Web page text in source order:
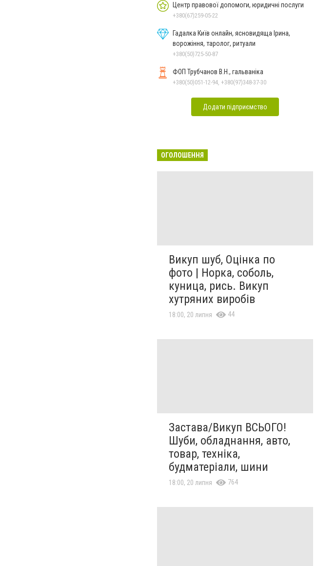
Центр правової допомоги, юридичні послуги
+380(67)259-05-22
Гадалка Київ онлайн, ясновидяща Ірина,
ворожіння, таролог, ритуали
+380(50)725-50-87
ФОП Трубчанов В.Н., гальваніка
+380(50)051-12-94, +380(97)348-37-30
Додати підприємство
ОГОЛОШЕННЯ
Викуп шуб, Оцінка по
фото | Норка, соболь,
куница, рись. Викуп
хутряних виробів
18:00, 20 липня 44
Застава/Викуп ВСЬОГО!
Шуби, обладнання, авто,
товар, техніка,
будматеріали, шини
18:00, 20 липня 764